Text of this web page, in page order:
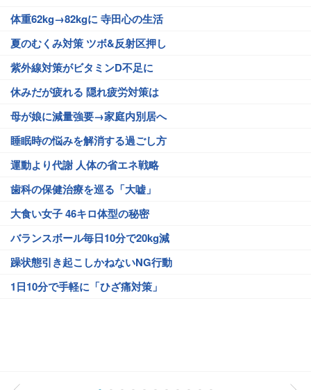
体重62kg→82kgに 寺田心の生活
夏のむくみ対策 ツボ&反射区押し
紫外線対策がビタミンD不足に
休みだが疲れる 隠れ疲労対策は
母が娘に減量強要→家庭内別居へ
睡眠時の悩みを解消する過ごし方
運動より代謝 人体の省エネ戦略
歯科の保健治療を巡る「大嘘」
大食い女子 46キロ体型の秘密
バランスボール毎日10分で20kg減
躁状態引き起こしかねないNG行動
1日10分で手軽に「ひざ痛対策」